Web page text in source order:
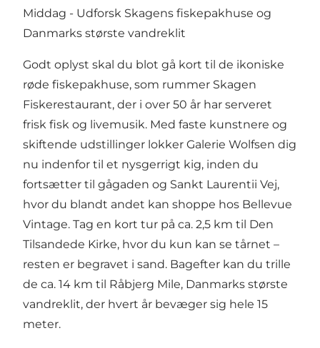
Middag - Udforsk Skagens fiskepakhuse og
Danmarks største vandreklit
Godt oplyst skal du blot gå kort til de ikoniske
røde fiskepakhuse, som rummer Skagen
Fiskerestaurant, der i over 50 år har serveret
frisk fisk og livemusik. Med faste kunstnere og
skiftende udstillinger lokker Galerie Wolfsen dig
nu indenfor til et nysgerrigt kig, inden du
fortsætter til gågaden og Sankt Laurentii Vej,
hvor du blandt andet kan shoppe hos Bellevue
Vintage. Tag en kort tur på ca. 2,5 km til Den
Tilsandede Kirke, hvor du kun kan se tårnet –
resten er begravet i sand. Bagefter kan du trille
de ca. 14 km til Råbjerg Mile, Danmarks største
vandreklit, der hvert år bevæger sig hele 15
meter.